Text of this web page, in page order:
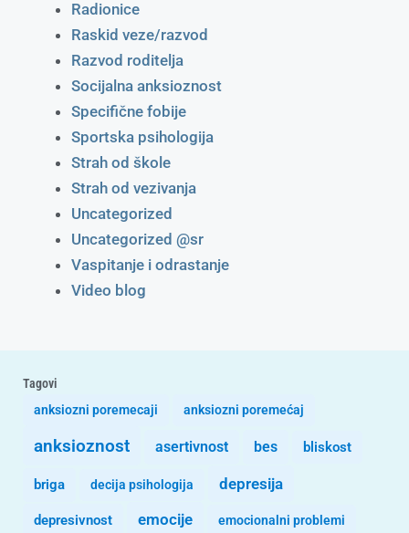
Radionice
Raskid veze/razvod
Razvod roditelja
Socijalna anksioznost
Specifične fobije
Sportska psihologija
Strah od škole
Strah od vezivanja
Uncategorized
Uncategorized @sr
Vaspitanje i odrastanje
Video blog
Tagovi
anksiozni poremecaji
anksiozni poremećaj
anksioznost asertivnost bes bliskost
briga decija psihologija depresija
depresivnost emocije emocionalni problemi